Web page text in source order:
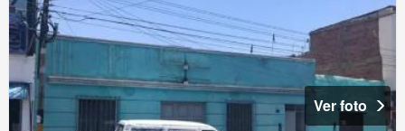
Ver foto